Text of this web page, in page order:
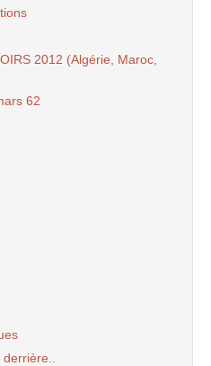
2012 (Algérie, Maroc,
62